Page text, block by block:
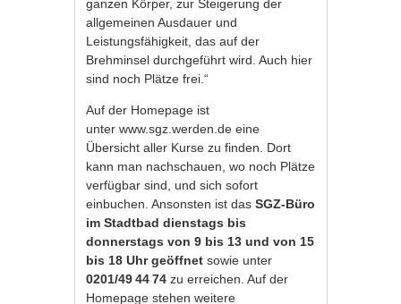
ganzen Körper, zur Steigerung der
allgemeinen Ausdauer und
Leistungsfähigkeit, das auf der
Brehminsel durchgeführt wird. Auch hier
sind noch Plätze frei.“
Auf der Homepage ist
unterwww.sgz.werden.de eine
Übersicht aller Kurse zu finden. Dort
kann man nachschauen, wo noch Plätze
verfügbar sind, und sich sofort
einbuchen. Ansonsten ist dasSGZ-Büro
im Stadtbad dienstags bis
donnerstags von 9 bis 13 und von 15
bis 18 Uhr geöffnetsowie unter
0201/49 44 74zu erreichen. Auf der
Homepage stehen weitere